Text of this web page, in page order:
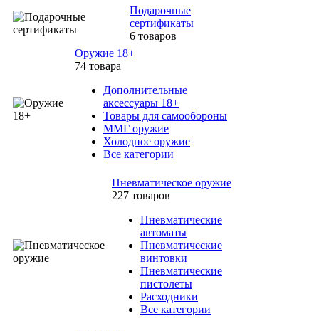
Подарочные
сертификаты
6 товаров
Оружие 18+
74 товара
Дополнительные
аксессуары 18+
Товары для самообороны
ММГ оружие
Холодное оружие
Все категории
Пневматическое оружие
227 товаров
Пневматические
автоматы
Пневматические
винтовки
Пневматические
пистолеты
Расходники
Все категории